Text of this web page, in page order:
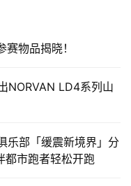
物品揭晓！
NORVAN LD4系列山
乐部「缓震新境界」分
市跑者轻松开跑